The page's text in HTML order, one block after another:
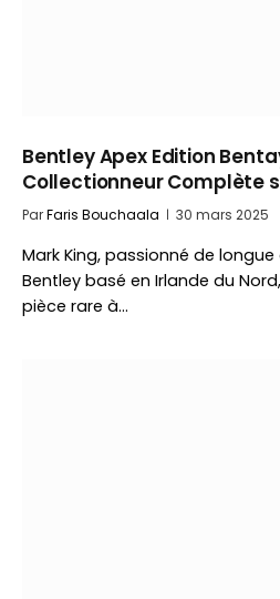
Bentley Apex Edition
Collectionneur Complète
ParFaris Bouchaala 30 mars 2025
Mark King, passionné de
Bentley basé en Irlande du
pièce rare à…